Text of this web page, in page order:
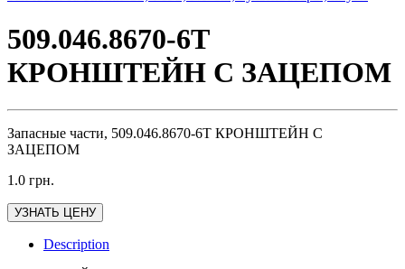
509.046.8670-6Т
КРОНШТЕЙН C ЗАЦЕПОМ
Запасные части, 509.046.8670-6Т КРОНШТЕЙН C
ЗАЦЕПОМ
1.0 грн.
УЗНАТЬ ЦЕНУ
Description